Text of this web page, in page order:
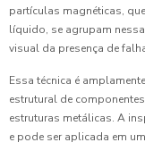
partículas magnéticas,
líquido, se agrupam
visual da presença de
Essa técnica é
estrutural de
estruturas metálicas. A
e pode ser aplicada em